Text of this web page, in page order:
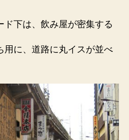
ド下は、飲み屋が密集する
用に、道路に丸イスが並べ